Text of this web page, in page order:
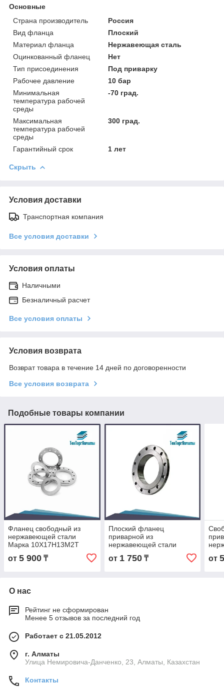
Основные
Страна производитель
Россия
Вид фланца
Плоский
Материал фланца
Нержавеющая сталь
Оцинкованный фланец
Нет
Тип присоединения
Под приварку
Рабочее давление
10 бар
Минимальная
температура рабочей
среды
-70 град.
Максимальная
температура рабочей
среды
300 град.
Гарантийный срок 1 лет
Скрыть
Условия доставки
Транспортная компания
Все условия доставки
Условия оплаты
Наличными
Безналичный расчет
Все условия оплаты
Условия возврата
Возврат товара в течение 14 дней по договоренности
Все условия возврата
Подобные товары компании
Фланец свободный из
нержавеющей стали
Марка 10Х17Н13М2Т
от 5 900 ₸
Плоский фланец
приварной из
нержавеющей стали
марка 12Х18Н10Т
от 1 750₸ от
О нас
Рейтинг не сформирован
Менее 5 отзывов за последний год
Работает с 21.05.2012
г. Алматы
Улица Немировича-Данченко, 23, Алматы, Казахстан
Контакты